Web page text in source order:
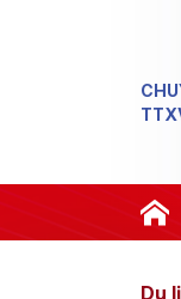
#Chống
Du